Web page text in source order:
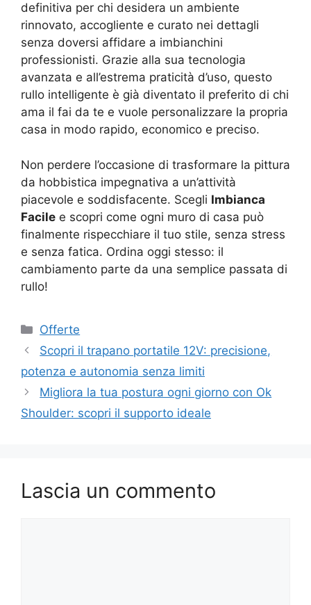
definitiva per chi desidera un ambiente
rinnovato, accogliente e curato nei dettagli
senza doversi affidare a imbianchini
professionisti. Grazie alla sua tecnologia
avanzata e all’estrema praticità d’uso, questo
rullo intelligente è già diventato il preferito di chi
ama il fai da te e vuole personalizzare la propria
casa in modo rapido, economico e preciso.
Non perdere l’occasione di trasformare la pittura
da hobbistica impegnativa a un’attività
piacevole e soddisfacente. Scegli Imbianca
Facile e scopri come ogni muro di casa può
finalmente rispecchiare il tuo stile, senza stress
e senza fatica. Ordina oggi stesso: il
cambiamento parte da una semplice passata di
rullo!
Categorie
Offerte
Scopri il trapano portatile 12V: precisione,
potenza e autonomia senza limiti
Migliora la tua postura ogni giorno con Ok
Shoulder: scopri il supporto ideale
Lascia un commento